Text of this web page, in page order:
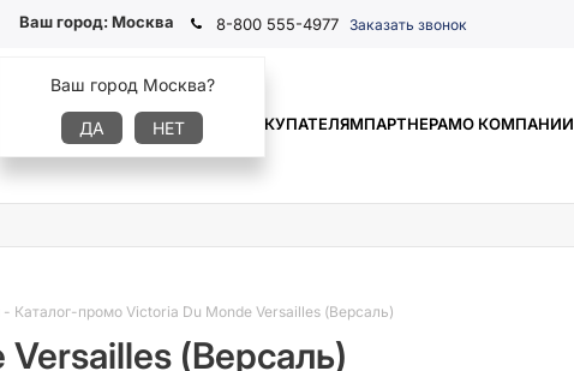
Ваш город:Москва
Ваш город Москва?
ДА НЕТ
8-800 555-4977 Заказать звонок
ГДЕ КУПИТЬ ИНФОРМАЦИЯ ПОКУПАТЕЛЯМПАРТНЕРАМО КОМПАНИИ
- Каталог-промо Victoria Du Monde Versailles (Версаль)
(Версаль)